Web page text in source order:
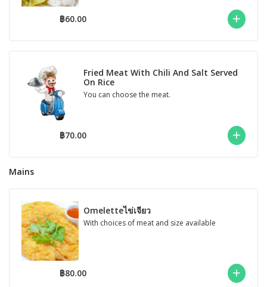
฿60.00
Fried Meat With Chili And Salt Served
On Rice
You can choose the meat.
฿70.00
Mains
Omeletteไข่เจียว
With choices of meat and size available
฿80.00